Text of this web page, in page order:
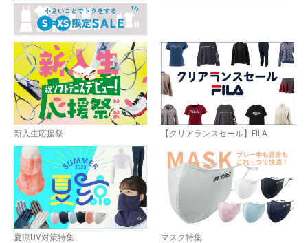
新入生応援祭 【クリアランスセール】FILA
夏涼UV対策特集 マスク特集